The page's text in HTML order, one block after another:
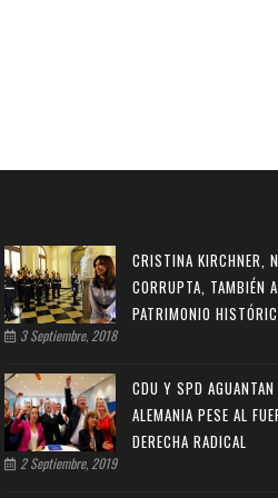
CRISTINA KIRCHNER,
CORRUPTA, TAMBIÉN
PATRIMONIO
3 Septiembre, 2018
CDU Y SPD AGUANTAN
ALEMANIA PESE AL
DERECHA RADICAL
2 Septiembre, 2019